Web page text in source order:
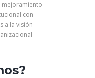
mejoramiento
con
a la visión